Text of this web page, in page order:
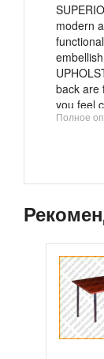
modern
back are
you feel
feeling of
spaces.
adds a
stunning
interior.
Полное